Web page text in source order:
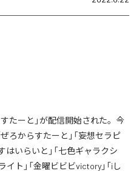
たーと」が配信開始された。今
ろからすたーと」「妄想セラピ
はいらいと」「七色ギャラクシ
イト」「金曜ビビビvictory」「iし